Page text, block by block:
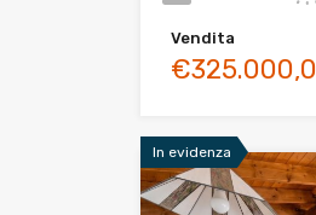
Vendita
In evidenza